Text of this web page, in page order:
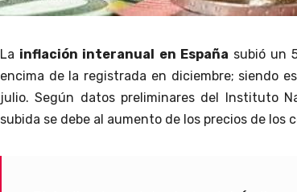
La inflación interanual en España subió un
encima de la registrada en diciembre; siendo
julio. Según datos preliminares del Instituto
subida se debe al aumento de los precios de los